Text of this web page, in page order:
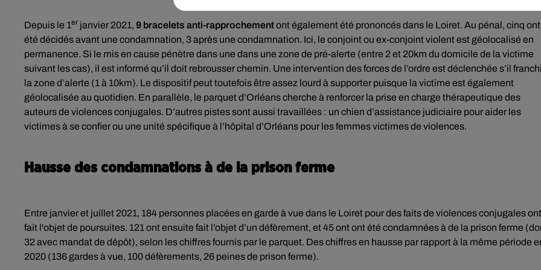
Depuis le 1er janvier 2021, 9 bracelets anti-rapprochementont également été prononcés dans le Loiret. Au pénal, cinq ont
été décidés avant une condamnation, 3 après une condamnation. Ici, le conjoint ou ex-conjoint violent est géolocalisé en
permanence. Si le mis en cause pénètre dans une dans une zone de pré-alerte (entre 2 et 20km du domicile de la victime
suivant les cas), il est informé qu’il doit rebrousser chemin. Une intervention des forces de l’ordre est déclenchée s’il
la zone d’alerte (1 à 10km). Le dispositif peut toutefois être assez lourd à supporter puisque la victime est également
géolocalisée au quotidien. En parallèle, le parquet d’Orléans cherche à renforcer la prise en charge thérapeutique des
auteurs de violences conjugales. D’autres pistes sont aussi travaillées : un chien d’assistance judiciaire pour aider les
victimes à se confier ou une unité spécifique à l’hôpital d’Orléans pour les femmes victimes de violences.
Hausse des condamnations à de la prison ferme
Entre janvier et juillet 2021, 184 personnes placées en garde à vue dans le Loiret pour des faits de violences conjugales ont
fait l'objet de poursuites. 121 ont ensuite fait l’objet d’un défèrement, et 45 ont ont été condamnées à de la prison ferme
32 avec mandat de dépôt), selon les chiffres fournis par le parquet. Des chiffres en hausse par rapport à la même période
2020 (136 gardes à vue, 100 défèrements, 26 peines de prison ferme).